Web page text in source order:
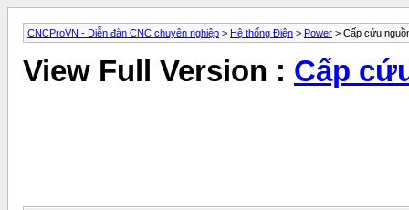
CNCProVN - Diễn đàn CNC chuyên nghiệp > Hệ thống Điện > Power > Cấp cứu
View Full Version : Cấp